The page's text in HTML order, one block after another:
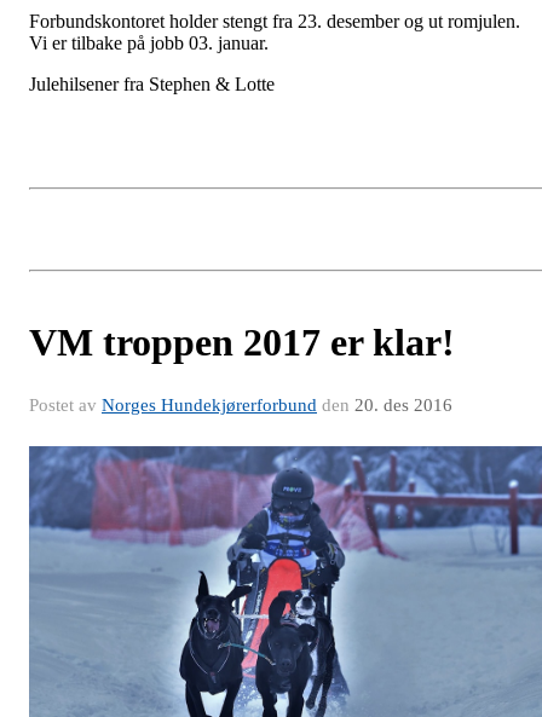
Forbundskontoret holder stengt fra 23. desember og ut romjulen.
Vi er tilbake på jobb 03. januar.
Julehilsener fra Stephen & Lotte
VM troppen 2017 er klar!
Postet av Norges Hundekjørerforbund den 20. des 2016